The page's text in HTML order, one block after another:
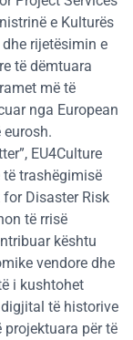
e Kulturës
rijetësimin e
të dëmtuara
më të
nga European
EU4Culture
trashëgimisë
Disaster Risk
të rrisë
kështu
vendore dhe
i kushtohet
të historive
për të